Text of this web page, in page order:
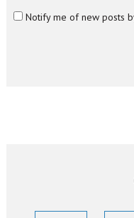
Notify me of new posts